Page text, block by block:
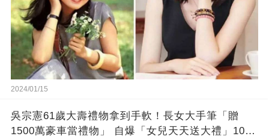
2024/01/15
吳宗憲61歲大壽禮物拿到手軟！長女大手筆「贈
1500萬豪車當禮物」 自爆「女兒天天送大禮」10年